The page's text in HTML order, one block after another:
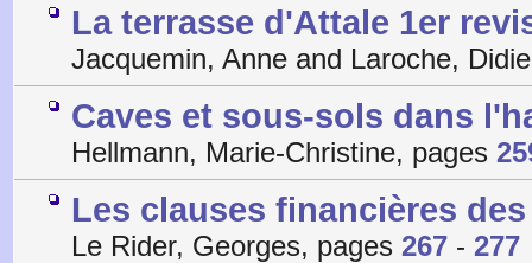
La terrasse d'Attale 1er
Jacquemin, Anne and Laroche,
Caves et sous-sols dans
Hellmann, Marie-Christine, pages
Les clauses financières
Le Rider, Georges, pages 267 - 277